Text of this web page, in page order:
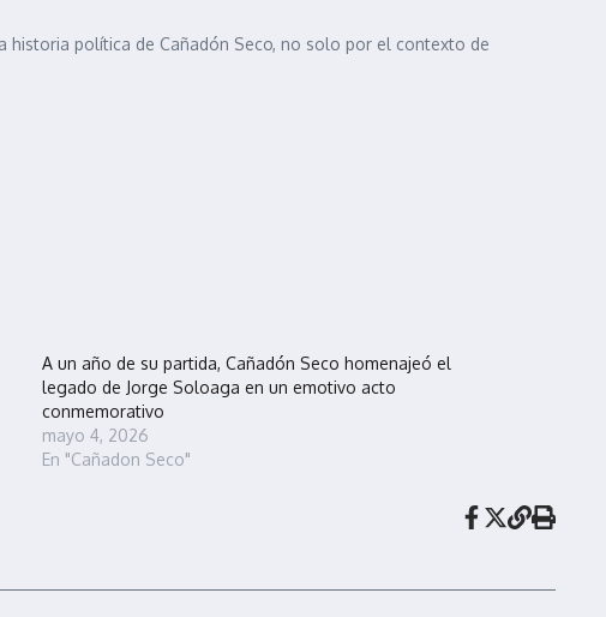
historia política de Cañadón Seco, no solo por el contexto de
A un año de su partida, Cañadón Seco homenajeó el
legado de Jorge Soloaga en un emotivo acto
conmemorativo
mayo 4, 2026
En "Cañadon Seco"